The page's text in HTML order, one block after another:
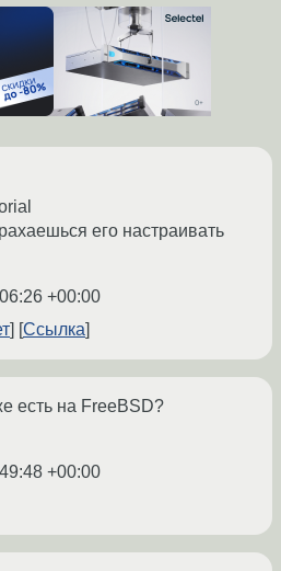
его настраивать
+00:00
Ссылка
есть на FreeBSD?
+00:00